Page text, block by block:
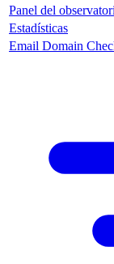
Panel del
Estadísticas
Email Domain